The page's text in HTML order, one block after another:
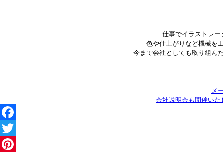
仕事でイラストレ
色や仕上がりなど機械を
今まで会社としても取り組ん
メ
会社説明会も開催い